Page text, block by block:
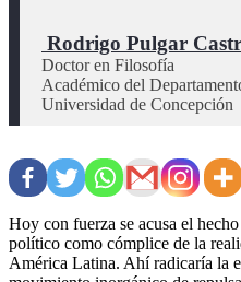
Rodrigo Pulgar
Doctor en Filosofía
Académico del
Hoy con fuerza se acusa el
político como cómplice de la
América Latina. Ahí radicaría la